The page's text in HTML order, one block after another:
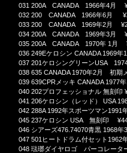
031 200A CANADA 1966年4月
032 200 CANADA 1966年6月
033 200 CANADA 1969年2月
034 200A CANADA 1969年3月
035 200A CANADA 1970年 1月
036 249Eケロシン CANADA 1969年
037 201ケロシングリーンUSA
038 635 CANADA 1970年2月 初期
039 639CPRメッキ CANADA 1977
040 202プロフェッショナル 無刻印
041 206ケロシン（レッド） USA
042 288A 1992年スポーツマン1991
045 237ケロシン USA 無刻印
046 シアーズ476.74070青黒 1968年
047 501ヒートドラム付セット1962
048 琺瑯ダイヤロゴ パーコレータ